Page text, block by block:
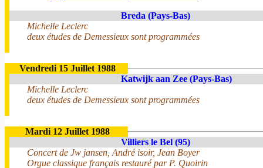
Breda (Pays-Bas)
Michelle Leclerc
deux études de Demessieux sont programmées
Vendredi 15 Juillet 1988
Katwijk aan Zee (Pays-Bas)
Michelle Leclerc
deux études de Demessieux sont programmées
Mardi 12 Juillet 1988
Villiers le Bel (95)
Concert de Jw jansen, André isoir, Jean Boyer
Orgue classique français restauré par P. Quoirin